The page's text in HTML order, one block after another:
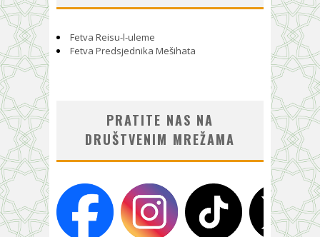
Fetva Reisu-l-uleme
Fetva Predsjednika Mešihata
PRATITE NAS NA
DRUŠTVENIM MREŽAMA